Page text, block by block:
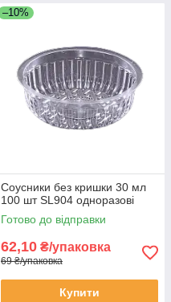
–10%
Соусники без кришки 30 мл
100 шт SL904 одноразові
Готово до відправки
62,10 ₴/упаковка
69 ₴/упаковка
Купити